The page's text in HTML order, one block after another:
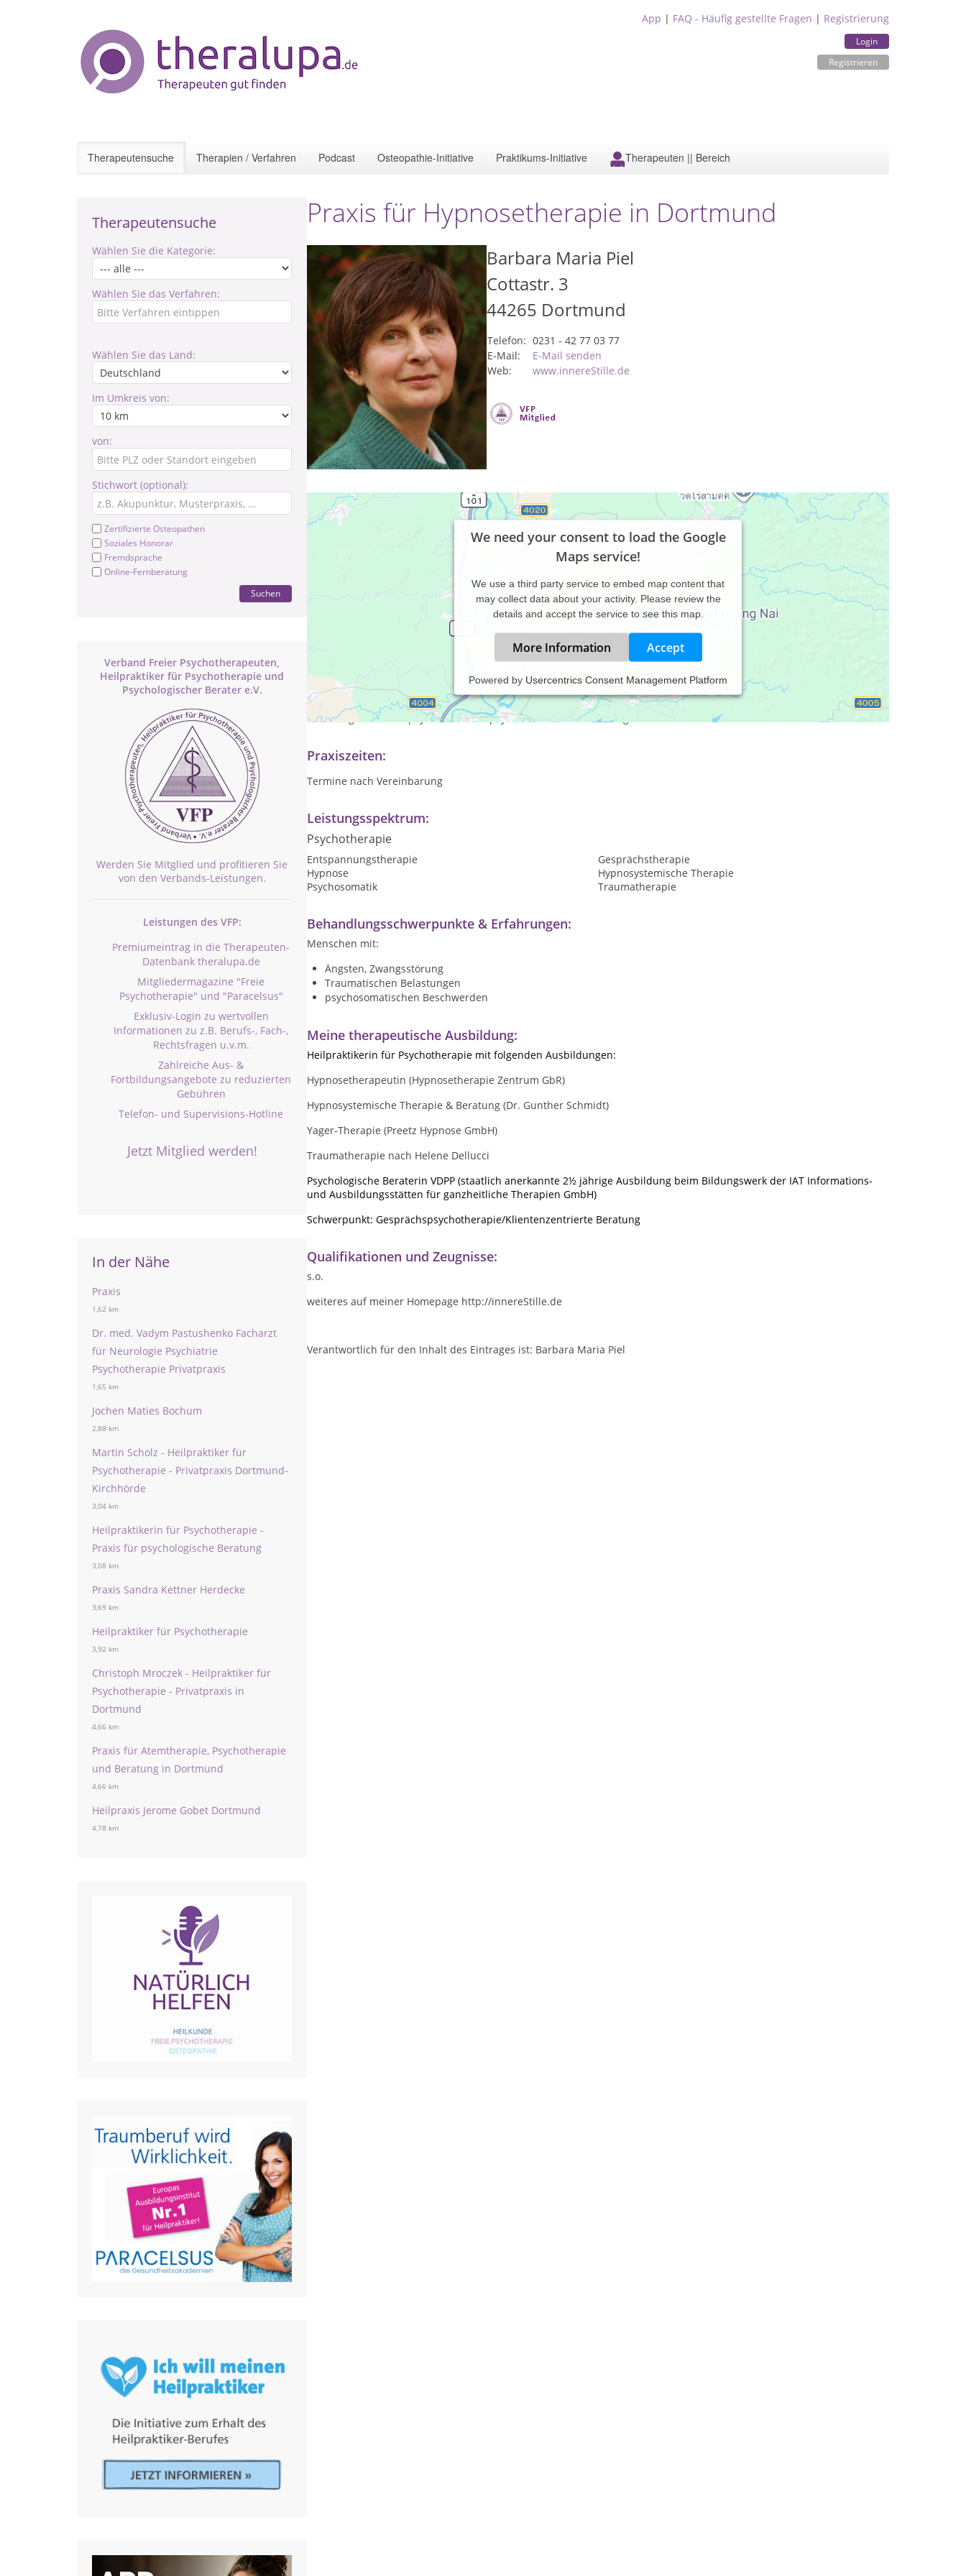
App | FAQ - Häufig gestellte Fragen | Registrierung
Login
Registrieren
Therapeutensuche Therapien / Verfahren Podcast Osteopathie-Initiative Praktikums-Initiative Therapeuten || Bereich
Therapeutensuche
Wählen Sie die Kategorie:
Wählen Sie das Verfahren:
Wählen Sie das Land:
Im Umkreis von:
von:
Stichwort (optional):
Zertifizierte Osteopathen
Soziales Honorar
Fremdsprache
Online-Fernberatung
Suchen
Verband Freier Psychotherapeuten,
Heilpraktiker für Psychotherapie und
Psychologischer Berater e.V.
Werden Sie Mitglied und profitieren Sie
von den Verbands-Leistungen.
Leistungen des VFP:
Premiumeintrag in die Therapeuten-
Datenbank theralupa.de
Mitgliedermagazine "Freie
Psychotherapie" und "Paracelsus"
Exklusiv-Login zu wertvollen
Informationen zu z.B. Berufs-, Fach-,
Rechtsfragen u.v.m.
Zahlreiche Aus- &
Fortbildungsangebote zu reduzierten
Gebühren
Telefon- und Supervisions-Hotline
Jetzt Mitglied werden!
In der Nähe
Praxis
1,62 km
Dr. med. Vadym Pastushenko Facharzt
für Neurologie Psychiatrie
Psychotherapie Privatpraxis
1,65 km
Jochen Maties Bochum
2,88 km
Martin Scholz - Heilpraktiker für
Psychotherapie - Privatpraxis Dortmund-
Kirchhörde
3,04 km
Heilpraktikerin für Psychotherapie -
Praxis für psychologische Beratung
3,08 km
Praxis Sandra Kettner Herdecke
3,69 km
Heilpraktiker für Psychotherapie
3,92 km
Christoph Mroczek - Heilpraktiker für
Psychotherapie - Privatpraxis in
Dortmund
4,66 km
Praxis für Atemtherapie, Psychotherapie
und Beratung in Dortmund
4,66 km
Heilpraxis Jerome Gobet Dortmund
4,78 km
Praxis für Hypnosetherapie in Dortmund
Barbara Maria Piel
Cottastr. 3
44265 Dortmund
Telefon: 0231 - 42 77 03 77
E-Mail:
E-Mail senden
Web:
www.innereStille.de
We need your consent to load the Google
Maps service!
We use a third party service to embed map content that
may collect data about your activity. Please review the
details and accept the service to see this map.
More Information Accept
Powered by Usercentrics Consent Management Platform
Mit meiner therapeutischen Arbeit als Heilpraktikerin für Psychotherapie stärke ich Menschen, die unter seelischen
Konflikten leiden. Das können schädigende Gewohnheiten sein oder allgemeine psychische Herausforderungen wie
auch diagnostizierte psychische oder psychosomatische Belastungen.
Praxiszeiten:
Termine nach Vereinbarung
Leistungsspektrum:
Psychotherapie
Entspannungstherapie
Gesprächstherapie
Hypnose
Hypnosystemische Therapie
Psychosomatik
Traumatherapie
Behandlungsschwerpunkte & Erfahrungen:
Menschen mit:
Ängsten, Zwangsstörung
Traumatischen Belastungen
psychosomatischen Beschwerden
Meine therapeutische Ausbildung:
Heilpraktikerin für Psychotherapie mit folgenden Ausbildungen:
Hypnosetherapeutin (Hypnosetherapie Zentrum GbR)
Hypnosystemische Therapie & Beratung (Dr. Gunther Schmidt)
Yager-Therapie (Preetz Hypnose GmbH)
Traumatherapie nach Helene Dellucci
Psychologische Beraterin VDPP (staatlich anerkannte 2½ jährige Ausbildung beim Bildungswerk der IAT Informations-
und Ausbildungsstätten für ganzheitliche Therapien GmbH)
Schwerpunkt: Gesprächspsychotherapie/Klientenzentrierte Beratung
Qualifikationen und Zeugnisse:
s.o.
weiteres auf meiner Homepage http://innereStille.de
Verantwortlich für den Inhalt des Eintrages ist: Barbara Maria Piel